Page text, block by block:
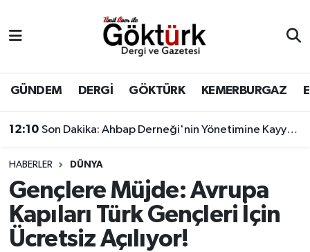
GÜNDEM DERGİ GÖKTÜRK KEMERBURGAZ
12:10 Son Dakika: Ahbap Derneği'nin Yönetimine Kayyum Atandı
HABERLER DÜNYA
Gençlere Müjde: Avrupa
Kapıları Türk Gençleri İçin
Ücretsiz Açılıyor!
BİLİM
DERGİ
DÜNYA
EĞİTİM
EKONOMİ
Eyüpsultan Hava Durumu
Eyüpsultan Trafik Yoğunluk Haritası
Süper Lig Puan Durumu ve Fikstür
Tüm Manşetler
Son Dakika Haberleri
Haber Arşivi